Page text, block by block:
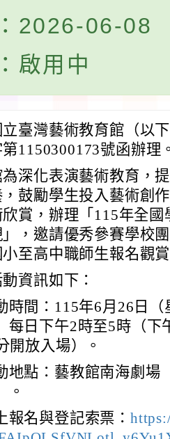
2026-06-08
啟用中
臺灣藝術教育館（以
1150300173號函辦理
深化表演藝術教育，
鼓勵學生投入藝術創
欣賞，辦理「115年全
，邀請優秀參賽學校
至高中職師生報名觀
資訊如下：
時間：115年6月26日
每日下午2時至5時（
開放入場）。
地點：藝教館南海劇場
。
報名與登記索票：